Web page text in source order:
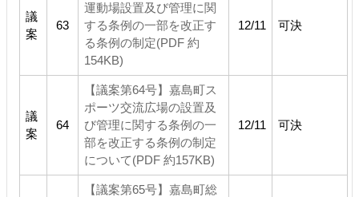
議
案
63
運動場設置及び管理に関
する条例の一部を改正す
る条例の制定(PDF 約
154KB)
12/11 可決
議
案
64
【議案第64号】嘉島町ス
ポーツ交流広場の設置及
び管理に関する条例の一
部を改正する条例の制定
について(PDF 約157KB)
12/11 可決
【議案第65号】嘉島町総